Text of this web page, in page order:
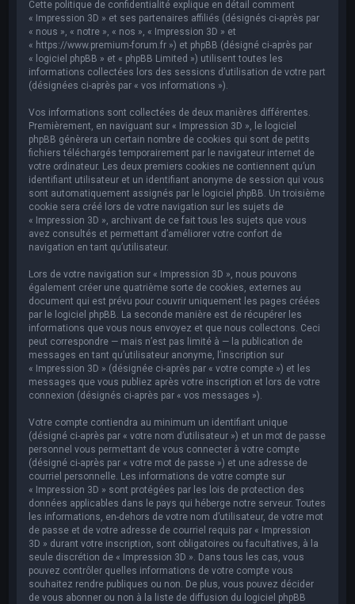
Cette politique de confidentialité explique en détail comment
« Impression 3D » et ses partenaires affiliés (désignés ci-après par
« nous », « notre », « nos », « Impression 3D » et
« https://www.premium-forum.fr ») et phpBB (désigné ci-après par
« logiciel phpBB » et « phpBB Limited ») utilisent toutes les
informations collectées lors des sessions d’utilisation de votre part
(désignées ci-après par « vos informations »).
Vos informations sont collectées de deux manières différentes.
Premièrement, en naviguant sur « Impression 3D », le logiciel
phpBB génèrera un certain nombre de cookies qui sont de petits
fichiers téléchargés temporairement par le navigateur internet de
votre ordinateur. Les deux premiers cookies ne contiennent qu’un
identifiant utilisateur et un identifiant anonyme de session qui vous
sont automatiquement assignés par le logiciel phpBB. Un troisième
cookie sera créé lors de votre navigation sur les sujets de
« Impression 3D », archivant de ce fait tous les sujets que vous
avez consultés et permettant d’améliorer votre confort de
navigation en tant qu’utilisateur.
Lors de votre navigation sur « Impression 3D », nous pouvons
également créer une quatrième sorte de cookies, externes au
document qui est prévu pour couvrir uniquement les pages créées
par le logiciel phpBB. La seconde manière est de récupérer les
informations que vous nous envoyez et que nous collectons. Ceci
peut correspondre — mais n’est pas limité à — la publication de
messages en tant qu’utilisateur anonyme, l’inscription sur
« Impression 3D » (désignée ci-après par « votre compte ») et les
messages que vous publiez après votre inscription et lors de votre
connexion (désignés ci-après par « vos messages »).
Votre compte contiendra au minimum un identifiant unique
(désigné ci-après par « votre nom d’utilisateur ») et un mot de passe
personnel vous permettant de vous connecter à votre compte
(désigné ci-après par « votre mot de passe ») et une adresse de
courriel personnelle. Les informations de votre compte sur
« Impression 3D » sont protégées par les lois de protection des
données applicables dans le pays qui héberge notre serveur. Toutes
les informations, en-dehors de votre nom d’utilisateur, de votre mot
de passe et de votre adresse de courriel requis par « Impression
3D » durant votre inscription, sont obligatoires ou facultatives, à la
seule discrétion de « Impression 3D ». Dans tous les cas, vous
pouvez contrôler quelles informations de votre compte vous
souhaitez rendre publiques ou non. De plus, vous pouvez décider
de vous abonner ou non à la liste de diffusion du logiciel phpBB